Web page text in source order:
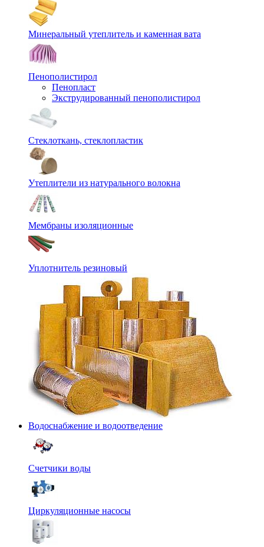
Минеральный утеплитель и каменная вата
Пенополистирол
Пенопласт
Экструдированный пенополистирол
Стеклоткань, стеклопластик
Утеплители из натурального волокна
Мембраны изоляционные
Уплотнитель резиновый
Водоснабжение и водоотведение
Счетчики воды
Циркуляционные насосы